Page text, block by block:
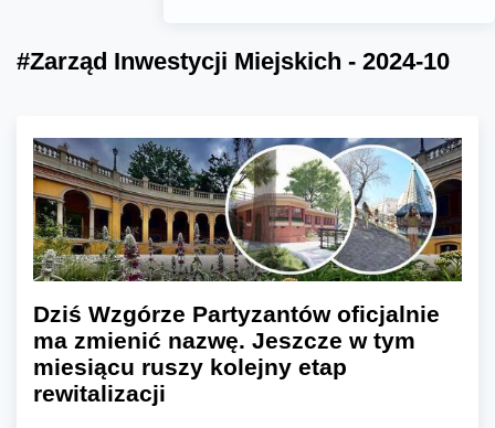
#Zarząd Inwestycji Miejskich - 2024-10
Dziś Wzgórze Partyzantów oficjalnie
ma zmienić nazwę. Jeszcze w tym
miesiącu ruszy kolejny etap
rewitalizacji